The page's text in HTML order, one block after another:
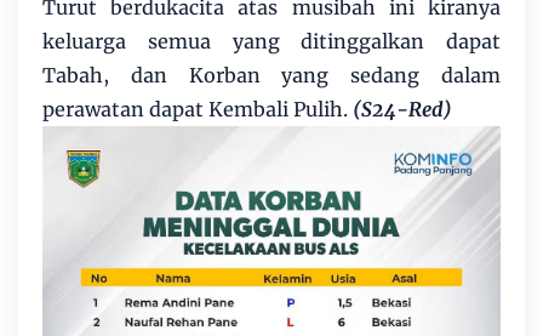
Turut berdukacita atas musibah ini kiranya
keluarga semua yang ditinggalkan dapat
Tabah, dan Korban yang sedang dalam
perawatan dapat Kembali Pulih. (S24-Red)